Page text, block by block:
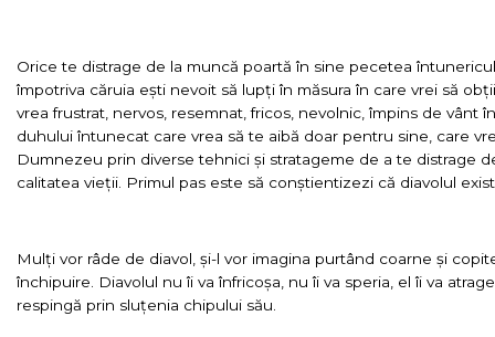
Orice te distrage de la muncă poartă în sine pecetea
împotriva căruia ești nevoit să lupți în măsura în care vrei să
vrea frustrat, nervos, resemnat, fricos, nevolnic, împins de vânt
duhului întunecat care vrea să te aibă doar pentru sine, care
Dumnezeu prin diverse tehnici și stratageme de a te distrage
calitatea vieții. Primul pas este să conștientizezi că diavolul
Mulți vor râde de diavol, și-l vor imagina purtând coarne și
închipuire. Diavolul nu îi va înfricoșa, nu îi va speria, el îi va
respingă prin sluțenia chipului său.